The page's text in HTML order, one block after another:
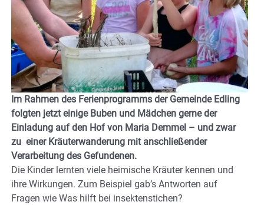
Im Rahmen des Ferienprogramms der Gemeinde Edling
folgten jetzt einige Buben und Mädchen gerne der
Einladung auf den Hof von Maria Demmel – und zwar
zu einer Kräuterwanderung mit anschließender
Verarbeitung des Gefundenen.
Die Kinder lernten viele heimische Kräuter kennen und
ihre Wirkungen. Zum Beispiel gab’s Antworten auf
Fragen wie Was hilft bei insektenstichen?